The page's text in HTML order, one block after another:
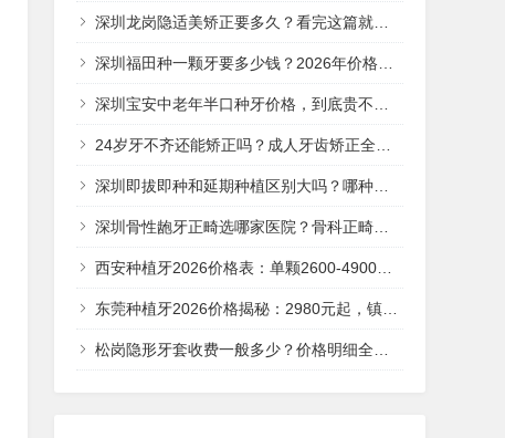
深圳龙岗隐适美矫正要多久？看完这篇就清楚了
深圳福田种一颗牙要多少钱？2026年价格全解析
深圳宝安中老年半口种牙价格，到底贵不贵？
24岁牙不齐还能矫正吗？成人牙齿矫正全攻略
深圳即拔即种和延期种植区别大吗？哪种更划算？
深圳骨性龅牙正畸选哪家医院？骨科正畸避坑全攻略
西安种植牙2026价格表：单颗2600-4900元贵不贵？
东莞种植牙2026价格揭秘：2980元起，镇街哪家性价比高？
松岗隐形牙套收费一般多少？价格明细全解析